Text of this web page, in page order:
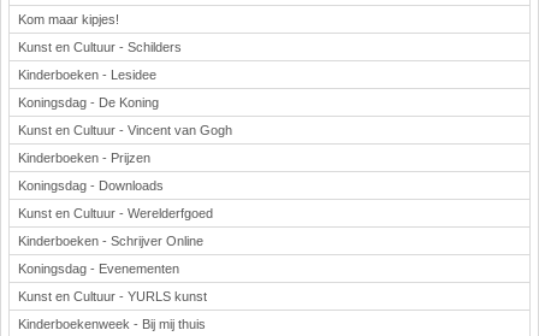
Kom maar kipjes!
Kunst en Cultuur - Schilders
Kinderboeken - Lesidee
Koningsdag - De Koning
Kunst en Cultuur - Vincent van Gogh
Kinderboeken - Prijzen
Koningsdag - Downloads
Kunst en Cultuur - Werelderfgoed
Kinderboeken - Schrijver Online
Koningsdag - Evenementen
Kunst en Cultuur - YURLS kunst
Kinderboekenweek - Bij mij thuis